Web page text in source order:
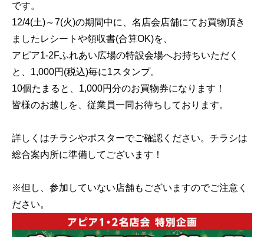
です。
12/4(土)～7(火)の期間中に、名店会店舗にてお買物頂き
ましたレシートや領収書(合算OK)を、
アピア1-2Fふれあい広場の特設会場へお持ちいただく
と、1,000円(税込)毎に1スタンプ。
10個たまると、1,000円分のお買物券になります！
皆様のお越しを、従業員一同お待ちしております。
詳しくはチラシやポスターでご確認ください。チラシは
総合案内所に準備してございます！
※但し、参加していない店舗もございますのでご注意く
ださい。